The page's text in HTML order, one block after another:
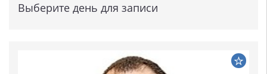
Выберите день для записи